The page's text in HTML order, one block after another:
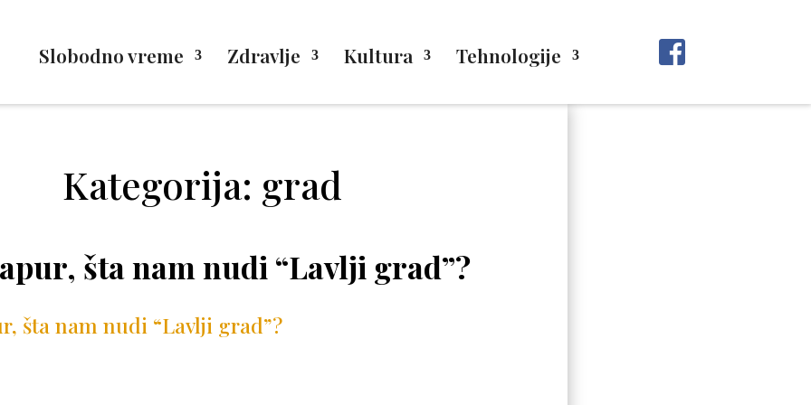
Slobodno vreme Zdravlje Kultura Tehnologije
Kategorija: grad
šta nam nudi “Lavlji grad”?